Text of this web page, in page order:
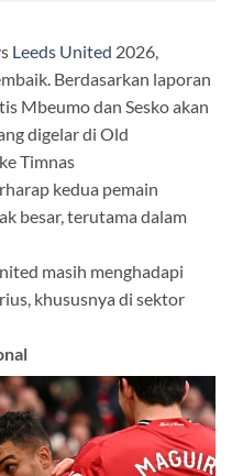
Leeds United 2026,
Berdasarkan laporan
Mbeumo dan Sesko akan
digelar di Old
Timnas
kedua pemain
besar, terutama dalam
masih menghadapi
khususnya di sektor